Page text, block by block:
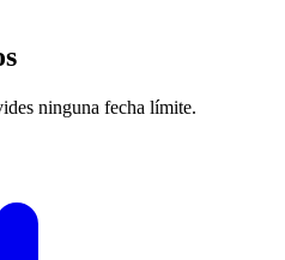
ninguna fecha límite.